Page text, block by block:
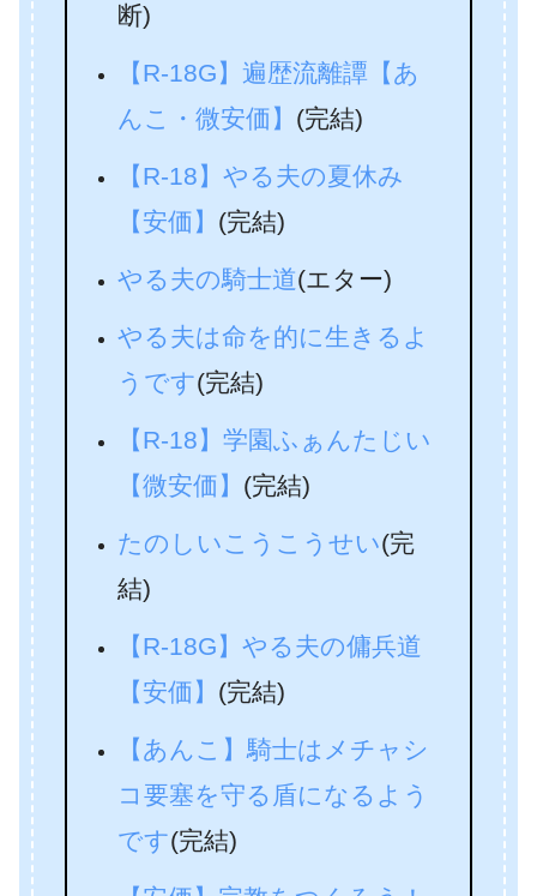
断)
【R-18G】遍歴流離譚【あ
んこ・微安価】 (完結)
【R-18】やる夫の夏休み
【安価】 (完結)
やる夫の騎士道(エター)
やる夫は命を的に生きるよ
うです(完結)
【R-18】学園ふぁんたじい
【微安価】 (完結)
たのしいこうこうせい(完
結)
【R-18G】やる夫の傭兵道
【安価】 (完結)
【あんこ】騎士はメチャシ
コ要塞を守る盾になるよう
です(完結)